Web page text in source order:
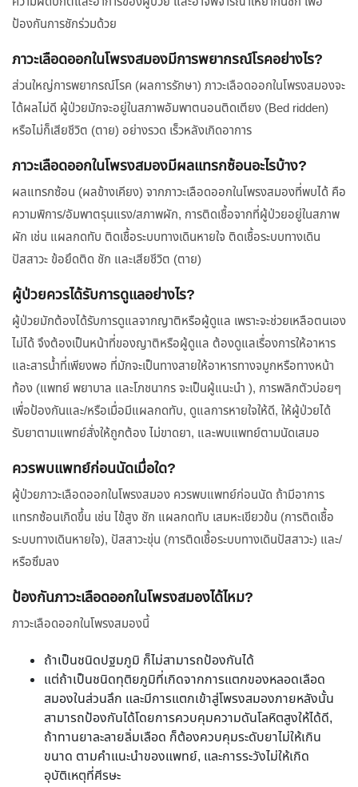
ป้องกันการชักร่วมด้วย
ภาวะเลือดออกในโพรงสมองมีการพยากรณ์โรคอย่างไร?
ส่วนใหญ่การพยากรณ์โรค (ผลการรักษา) ภาวะเลือดออกในโพรงสมองจะ
ได้ผลไม่ดี ผู้ป่วยมักจะอยู่ในสภาพอัมพาตนอนติดเตียง (Bed ridden)
หรือไม่ก็เสียชีวิต (ตาย) อย่างรวด เร็วหลังเกิดอาการ
ภาวะเลือดออกในโพรงสมองมีผลแทรกซ้อนอะไรบ้าง?
ผลแทรกซ้อน (ผลข้างเคียง) จากภาวะเลือดออกในโพรงสมองที่พบได้ คือ
ความพิการ/อัมพาตรุนแรง/สภาพผัก, การติดเชื้อจากที่ผู้ป่วยอยู่ในสภาพ
ผัก เช่น แผลกดทับ ติดเชื้อระบบทางเดินหายใจ ติดเชื้อระบบทางเดิน
ปัสสาวะ ข้อยึดติด ชัก และเสียชีวิต (ตาย)
ผู้ป่วยควรได้รับการดูแลอย่างไร?
ผู้ป่วยมักต้องได้รับการดูแลจากญาติหรือผู้ดูแล เพราะจะช่วยเหลือตนเอง
ไม่ได้ จึงต้องเป็นหน้าที่ของญาติหรือผู้ดูแล ต้องดูแลเรื่องการให้อาหาร
และสารน้ำที่เพียงพอ ที่มักจะเป็นทางสายให้อาหารทางจมูกหรือทางหน้า
ท้อง (แพทย์ พยาบาล และโภชนากร จะเป็นผู้แนะนำ ), การพลิกตัวบ่อยๆ
เพื่อป้องกันและ/หรือเมื่อมีแผลกดทับ, ดูแลการหายใจให้ดี, ให้ผู้ป่วยได้
รับยาตามแพทย์สั่งให้ถูกต้อง ไม่ขาดยา, และพบแพทย์ตามนัดเสมอ
ควรพบแพทย์ก่อนนัดเมื่อใด?
ผู้ป่วยภาวะเลือดออกในโพรงสมอง ควรพบแพทย์ก่อนนัด ถ้ามีอาการ
แทรกซ้อนเกิดขึ้น เช่น ไข้สูง ชัก แผลกดทับ เสมหะเขียวข้น (การติดเชื้อ
ระบบทางเดินหายใจ), ปัสสาวะขุ่น (การติดเชื้อระบบทางเดินปัสสาวะ) และ/
หรือซึมลง
ป้องกันภาวะเลือดออกในโพรงสมองได้ไหม?
ภาวะเลือดออกในโพรงสมองนี้
ถ้าเป็นชนิดปฐมภูมิ ก็ไม่สามารถป้องกันได้
แต่ถ้าเป็นชนิดทุติยภูมิที่เกิดจากการแตกของหลอดเลือด
สมองในส่วนลึก และมีการแตกเข้าสู่โพรงสมองภายหลังนั้น
สามารถป้องกันได้โดยการควบคุมความดันโลหิตสูงให้ได้ดี,
ถ้าทานยาละลายลิ่มเลือด ก็ต้องควบคุมระดับยาไม่ให้เกิน
ขนาด ตามคำแนะนำของแพทย์, และการระวังไม่ให้เกิด
อุบัติเหตุที่ศีรษะ